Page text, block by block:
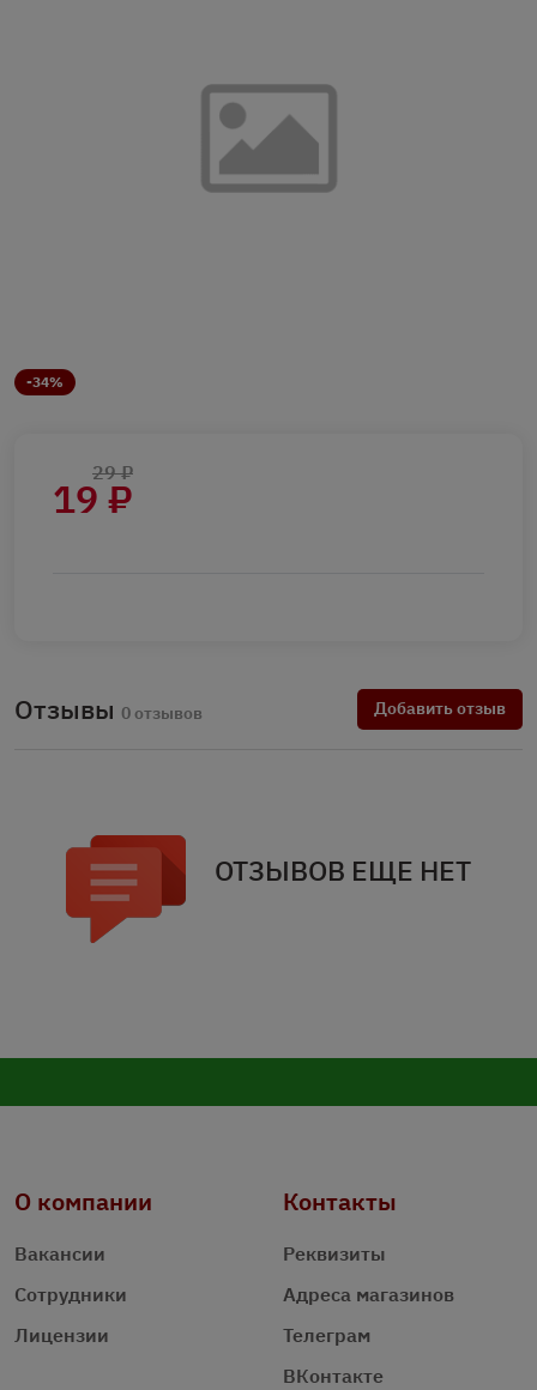
-34%
19 ₽
29 ₽
Отзывы 0 отзывов Добавить отзыв
ОТЗЫВОВ ЕЩЕ НЕТ
О компании
Вакансии
Сотрудники
Лицензии
Контакты
Реквизиты
Адреса магазинов
Телеграм
ВКонтакте